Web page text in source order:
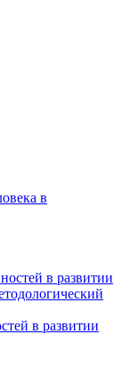
в
в развитии